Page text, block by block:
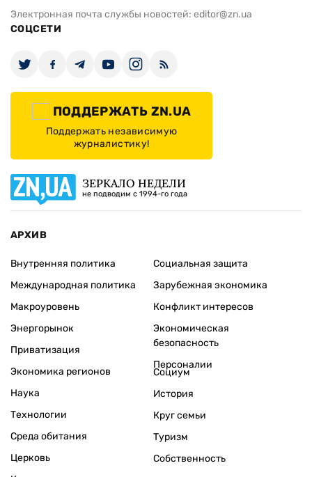
Электронная почта службы новостей: editor@zn.ua
СОЦСЕТИ
ПОДДЕРЖАТЬ ZN.UA
Поддержать независимую
журналистику!
ЗЕРКАЛО НЕДЕЛИ
не подводим с 1994-го года
АРХИВ
Внутренняя политика
Международная политика
Макроуровень
Энергорынок
Приватизация
Экономика регионов
Социальная защита
Зарубежная экономика
Конфликт интересов
Экономическая
безопасность
Персоналии
Наука
Технологии
Среда обитания
Церковь
Социум
История
Круг семьи
Туризм
Собственность